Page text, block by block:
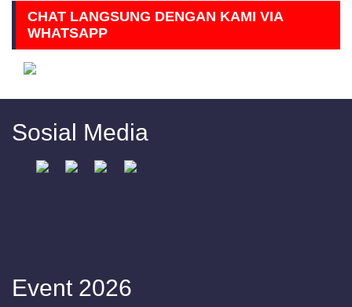
CHAT LANGSUNG DENGAN KAMI VIA
WHATSAPP
Sosial Media
Event 2026